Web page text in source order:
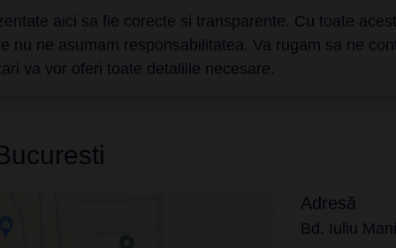
aici sa fie corecte si transparente. Cu toate
nu ne asumam responsabilitatea. Va rugam sa ne
va vor oferi toate detaliile necesare.
Adresă
Bd. Iuliu